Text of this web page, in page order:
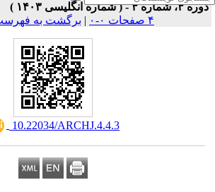
دوره ۴، شماره ۴ - ( شماره انگلیسی ۱۴۰۳ )
| برگشت به فهرست
‎ 10.22034/ARCHJ.4.4.3